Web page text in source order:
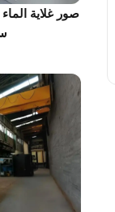
صور غلاية